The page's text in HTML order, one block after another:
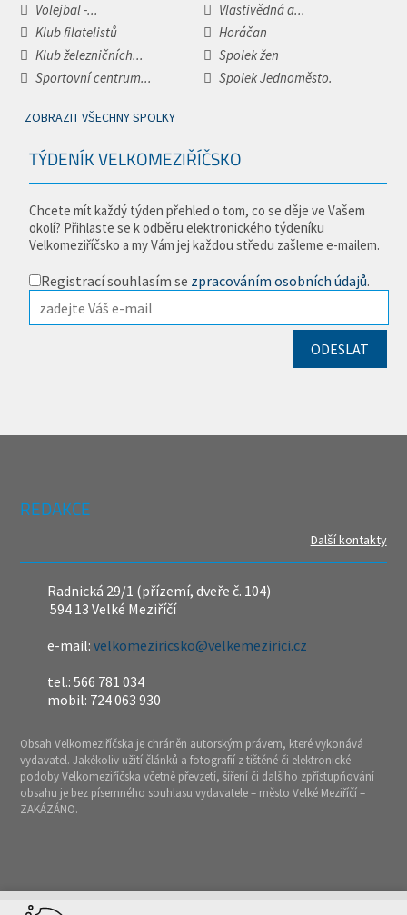
Volejbal -...
Vlastivědná a...
Klub filatelistů
Horáčan
Klub železničních...
Spolek žen
Sportovní centrum...
Spolek Jednoměsto.
ZOBRAZIT VŠECHNY SPOLKY
TÝDENÍK VELKOMEZIŘÍČSKO
Chcete mít každý týden přehled o tom, co se děje ve Vašem
okolí? Přihlaste se k odběru elektronického týdeníku
Velkomeziříčsko a my Vám jej každou středu zašleme e-mailem.
Registrací souhlasím se zpracováním osobních údajů.
REDAKCE
Další kontakty
Radnická 29/1 (přízemí, dveře č. 104)
594 13 Velké Meziříčí
e-mail:velkomeziricsko@velkemezirici.cz
tel.: 566 781 034
mobil: 724 063 930
Obsah Velkomeziříčska je chráněn autorským právem, které vykonává
vydavatel. Jakékoliv užití článků a fotografií z tištěné či elektronické
podoby Velkomeziříčska včetně převzetí, šíření či dalšího zpřístupňování
obsahu je bez písemného souhlasu vydavatele – město Velké Meziříčí –
ZAKÁZÁNO.